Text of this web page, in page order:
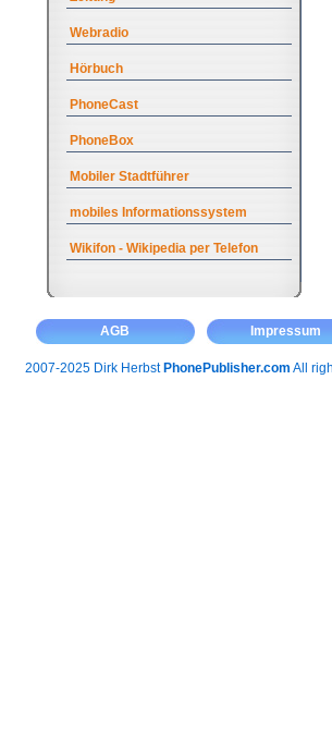
Webradio
Hörbuch
PhoneCast
PhoneBox
Mobiler Stadtführer
mobiles Informationssystem
Wikifon - Wikipedia per Telefon
AGB Impressum
2007-2025 Dirk Herbst PhonePublisher.com All